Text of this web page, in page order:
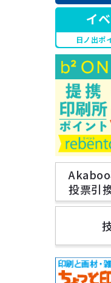
イ
日ノ出ポ
投票引